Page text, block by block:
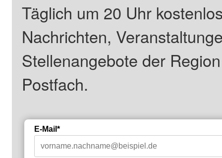
Täglich um 20 Uhr
Nachrichten,
Stellenangebote der
Postfach.
E-Mail*